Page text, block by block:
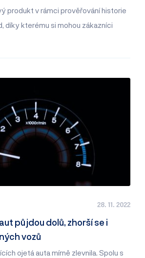
produkt v rámci prověřování historie
díky kterému si mohou zákazníci
28. 11. 2022
půjdou dolů, zhorší se i
vozů
ojetá auta mírně zlevnila. Spolu s